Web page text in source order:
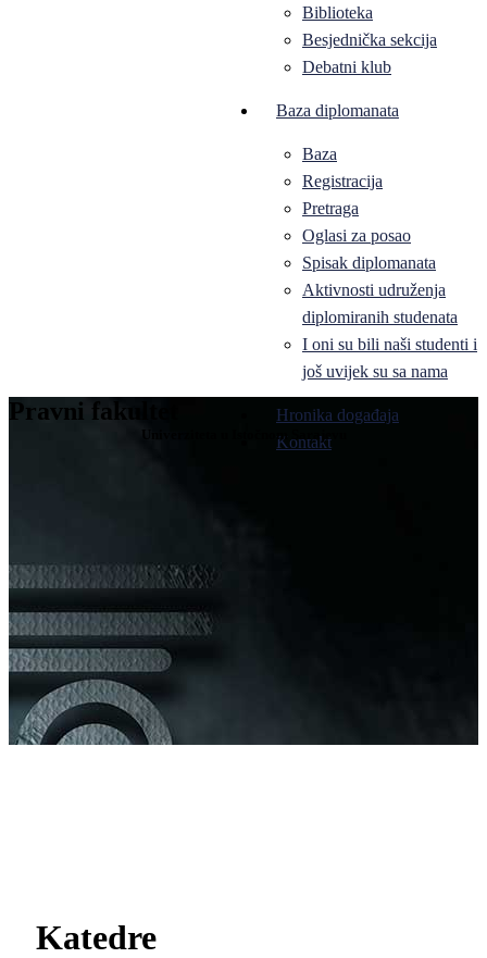
Biblioteka
Besjednička sekcija
Debatni klub
Baza diplomanata
Baza
Registracija
Pretraga
Oglasi za posao
Spisak diplomanata
Aktivnosti udruženja
diplomiranih studenata
I oni su bili naši studenti i
još uvijek su sa nama
Hronika događaja
Kontakt
Pravni fakultet
Univerziteta u Istočnom Sarajevu
Katedre